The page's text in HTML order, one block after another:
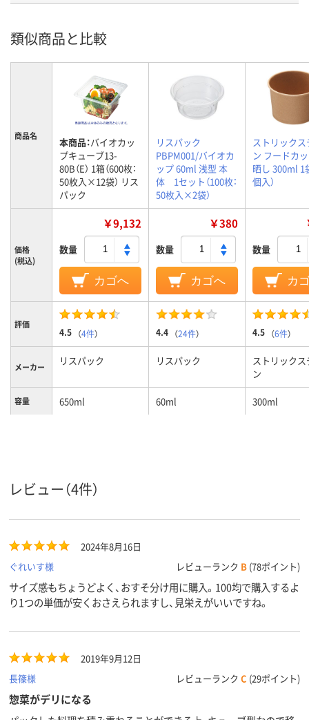
類似商品と比較
商品名 本商品：バイオカッ
プキューブ13-
80B（E） 1箱（600枚：
50枚入×12袋） リス
パック
リスパック
PBPM001/バイオカ
ップ 60ml 浅型 本
体 1セット（100枚：
50枚入×2袋）
ストリック
ン フードカ
晒し 300ml 1
個入）
価格
(税込)
￥9,132
数量
カゴへ
￥380
数量
カゴへ
数量
カ
評価
4.5 （4件） 4.4 （24件） 4.5 （6件）
メーカー リスパック リスパック
ストリック
ン
容量 650ml 60ml 300ml
ループ
材質
レビュー（4件）
2024年8月16日
ぐれいす様
レビューランク B (78ポイント)
サイズ感もちょうどよく、おすそ分け用に購入。100均で購入するよ
り1つの単価が安くおさえられますし、見栄えがいいですね。
2019年9月12日
長篠様
レビューランク C (29ポイント)
惣菜がデリになる